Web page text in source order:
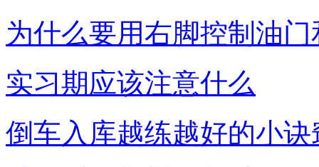
为什么要用右脚控制油
实习期应该注意什么
倒车入库越练越好的小诀